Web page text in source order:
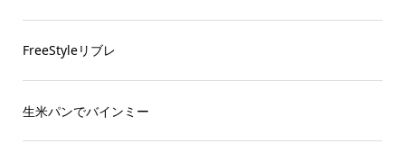
FreeStyleリブレ
生米パンでバインミー